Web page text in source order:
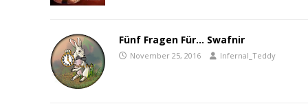
Fünf Fragen Für… Swafnir
November 25, 2016 Infernal_Teddy